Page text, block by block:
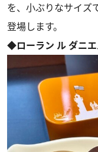
を、小ぶりなサイズ
登場します。
◆ローラン ル ダニ